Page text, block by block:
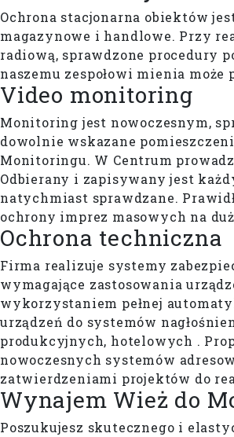
Ochrona stacjonarna obiektów
magazynowe i handlowe. Przy
radiową, sprawdzone procedury
naszemu zespołowi mienia
Video monitoring
Monitoring jest nowoczesnym,
dowolnie wskazane
Monitoringu. W Centrum
Odbierany i zapisywany jest
natychmiast sprawdzane.
ochrony imprez masowych na
Ochrona techniczna
Firma realizuje systemy
wymagające zastosowania
wykorzystaniem pełnej
urządzeń do systemów
produkcyjnych, hotelowych .
nowoczesnych systemów
zatwierdzeniami projektów do
Wynajem Wież do
Poszukujesz skutecznego i